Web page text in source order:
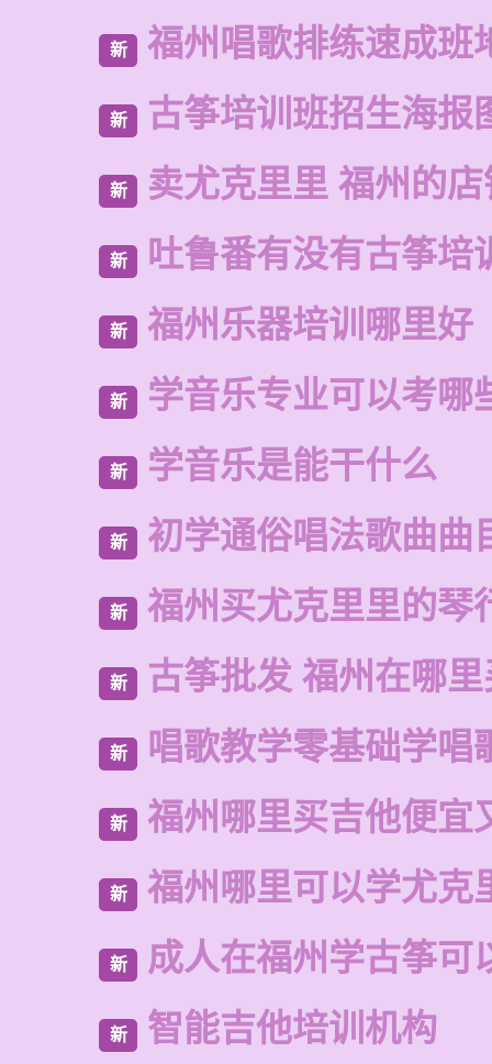
新 福州唱歌排练速成班
新 古筝培训班招生海报
新 卖尤克里里 福州的店
新 吐鲁番有没有古筝培
新 福州乐器培训哪里好
新 学音乐专业可以考哪
新 学音乐是能干什么
新 初学通俗唱法歌曲曲
新 福州买尤克里里的琴
新 古筝批发 福州在哪
新 唱歌教学零基础学唱
新 福州哪里买吉他便宜
新 福州哪里可以学尤克
新 成人在福州学古筝可
新 智能吉他培训机构